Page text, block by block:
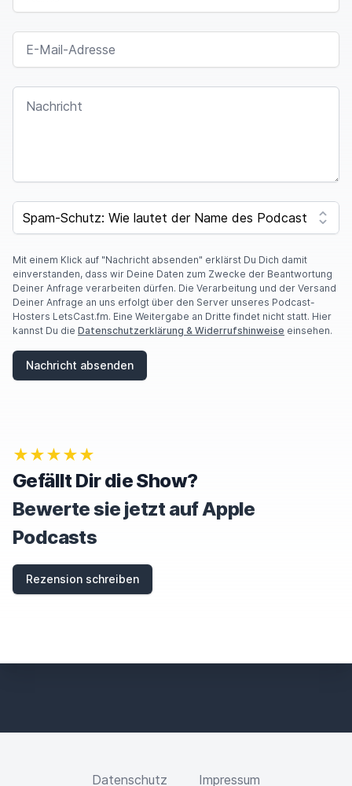
E-MAIL-ADRESSE
NACHRICHT
F
O
A
R
E
A
H
U
R
E
T
H
I
S
F
E
SPAM CAPTCHA
Mit einem Klick auf "Nachricht absenden" erklärst Du Dich damit
einverstanden, dass wir Deine Daten zum Zwecke der Beantwortung
Deiner Anfrage verarbeiten dürfen. Die Verarbeitung und der Versand
Deiner Anfrage an uns erfolgt über den Server unseres Podcast-
Hosters LetsCast.fm. Eine Weitergabe an Dritte findet nicht statt. Hier
kannst Du die Datenschutzerklärung & Widerrufshinweise einsehen.
Nachricht absenden
★★★★★
Gefällt Dir die Show?
Bewerte sie jetzt auf Apple
Podcasts
Rezension schreiben
Datenschutz Impressum